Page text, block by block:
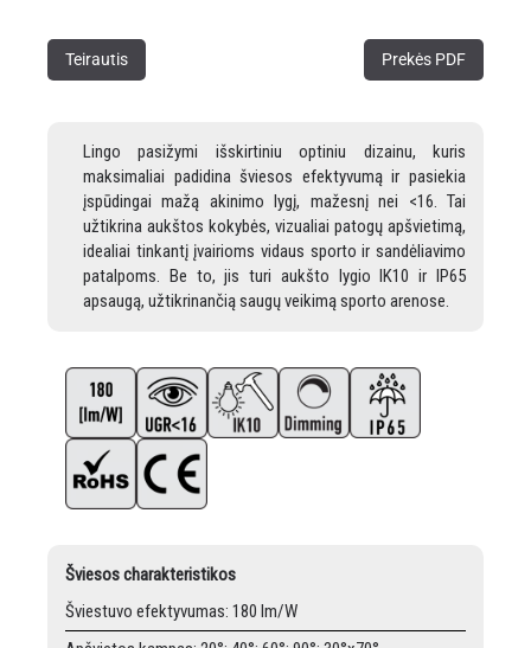
Teirautis Prekės PDF
Lingo pasižymi išskirtiniu optiniu dizainu, kuris
maksimaliai padidina šviesos efektyvumą ir pasiekia
įspūdingai mažą akinimo lygį, mažesnį nei <16. Tai
užtikrina aukštos kokybės, vizualiai patogų apšvietimą,
idealiai tinkantį įvairioms vidaus sporto ir sandėliavimo
patalpoms. Be to, jis turi aukšto lygio IK10 ir IP65
apsaugą, užtikrinančią saugų veikimą sporto arenose.
Šviesos charakteristikos
Šviestuvo efektyvumas: 180 lm/W